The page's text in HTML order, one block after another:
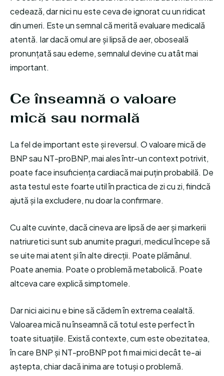
cedează, dar nici nu este ceva de ignorat cu un ridicat
din umeri. Este un semnal că merită evaluare medicală
atentă. Iar dacă omul are și lipsă de aer, oboseală
pronunțată sau edeme, semnalul devine cu atât mai
important.
Ce înseamnă o valoare
mică sau normală
La fel de important este și reversul. O valoare mică de
BNP sau NT-proBNP, mai ales într-un context potrivit,
poate face insuficiența cardiacă mai puțin probabilă. De
asta testul este foarte util în practica de zi cu zi, fiindcă
ajută și la excludere, nu doar la confirmare.
Cu alte cuvinte, dacă cineva are lipsă de aer și markerii
natriuretici sunt sub anumite praguri, medicul începe să
se uite mai atent și în alte direcții. Poate plămânul.
Poate anemia. Poate o problemă metabolică. Poate
altceva care explică simptomele.
Dar nici aici nu e bine să cădem în extrema cealaltă.
Valoarea mică nu înseamnă că totul este perfect în
toate situațiile. Există contexte, cum este obezitatea,
în care BNP și NT-proBNP pot fi mai mici decât te-ai
aștepta, chiar dacă inima are totuși o problemă.